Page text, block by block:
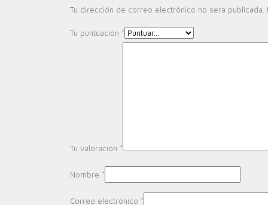
Tu dirección de correo electrónico no será publicada.
Tu puntuación *
Tu valoración *
Nombre *
Correo electrónico *